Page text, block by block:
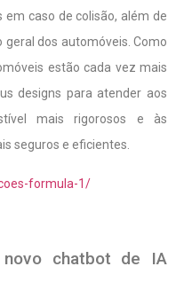
caso de colisão, além de
dos automóveis. Como
estão cada vez mais
designs para atender aos
mais rigorosos e às
seguros e eficientes.
formula-1/
novo chatbot de IA